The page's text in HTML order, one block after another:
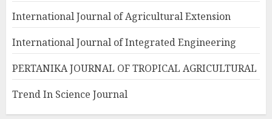
International Journal of Agricultural Extension
International Journal of Integrated Engineering
PERTANIKA JOURNAL OF TROPICAL AGRICULTURAL
Trend In Science Journal